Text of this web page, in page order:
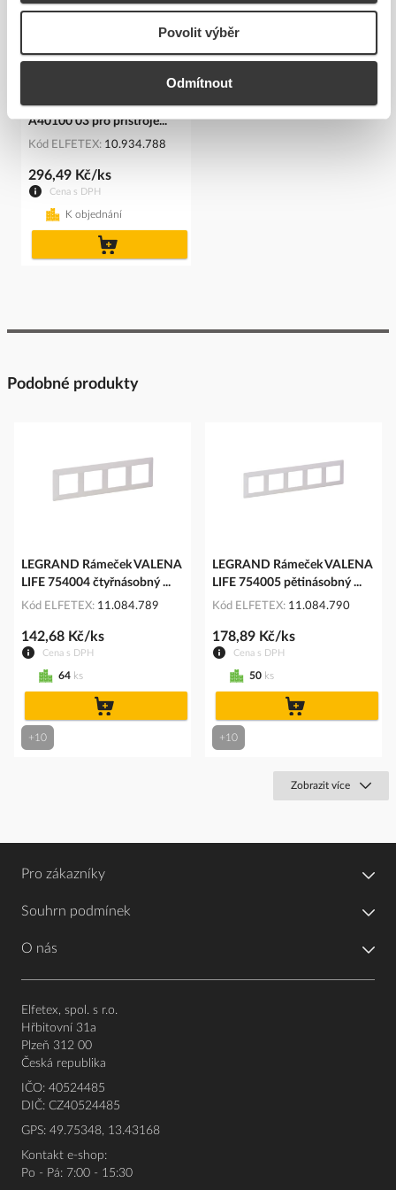
Povolit výběr
Odmítnout
ABB LEVIT Ovladač 3299H-
A40100 03 pro přístroje...
Kód ELFETEX 10.934.788
Cena s DPH
296,49 Kč/ks
K objednání
Podobné produkty
LEGRAND Rámeček VALENA
LIFE 754004 čtyřnásobný ...
Kód ELFETEX 11.084.789
Cena s DPH
142,68 Kč/ks
64 ks
+10
LEGRAND Rámeček VALENA
LIFE 754005 pětinásobný ...
Kód ELFETEX 11.084.790
Cena s DPH
178,89 Kč/ks
50 ks
+10
Zobrazit více
Pro zákazníky
Souhrn podmínek
O nás
Elfetex, spol. s r.o.
Hřbitovní 31a
Plzeň 312 00
Česká republika
IČO: 40524485
DIČ: CZ40524485
GPS: 49.75348, 13.43168
Kontakt e-shop:
Po - Pá: 7:00 - 15:30